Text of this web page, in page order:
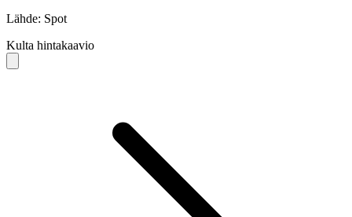
Lähde: Spot
Kulta hintakaavio